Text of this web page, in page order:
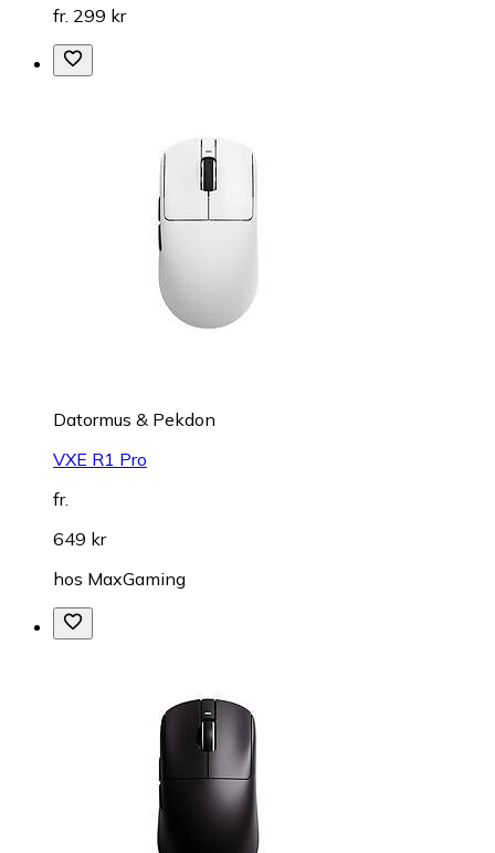
fr. 299 kr
Datormus & Pekdon
VXE R1 Pro
fr.
649 kr
hos MaxGaming